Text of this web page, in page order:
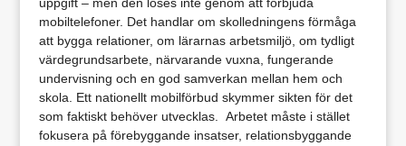
mobiltelefoner. Det handlar om skolledningens förmåga
att bygga relationer, om lärarnas arbetsmiljö, om tydligt
värdegrundsarbete, närvarande vuxna, fungerande
undervisning och en god samverkan mellan hem och
skola. Ett nationellt mobilförbud skymmer sikten för det
som faktiskt behöver utvecklas. Arbetet måste i stället
fokusera på förebyggande insatser, relationsbyggande